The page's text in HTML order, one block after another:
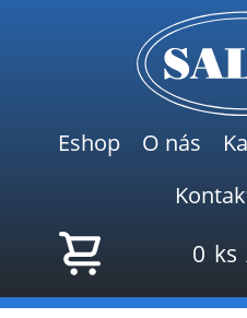
Eshop O nás
0 ks